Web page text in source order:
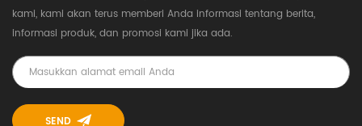
kami, kami akan terus memberi Anda informasi tentang berita,
informasi produk, dan promosi kami jika ada.